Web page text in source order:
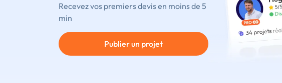
Recevez vos premiers devis en moins de 5
min
Publier un projet